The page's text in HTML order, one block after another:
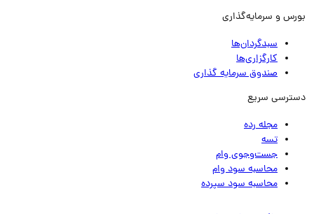
و سرمایه‌گذاری
سبدگردان‌ها
کارگزاری‌ها
صندوق سرمایه گذاری
سریع
مجله رده
تسه
جست‌وجوی وام
محاسبه سود وام
محاسبه سود سپرده